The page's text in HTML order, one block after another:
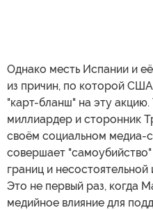
Однако месть Испании и
из причин, по которой
"карт-бланш" на эту акцию.
миллиардер и сторонник
своём социальном медиа-
совершает
границ и
Это не первый раз, когда
медийное влияние для